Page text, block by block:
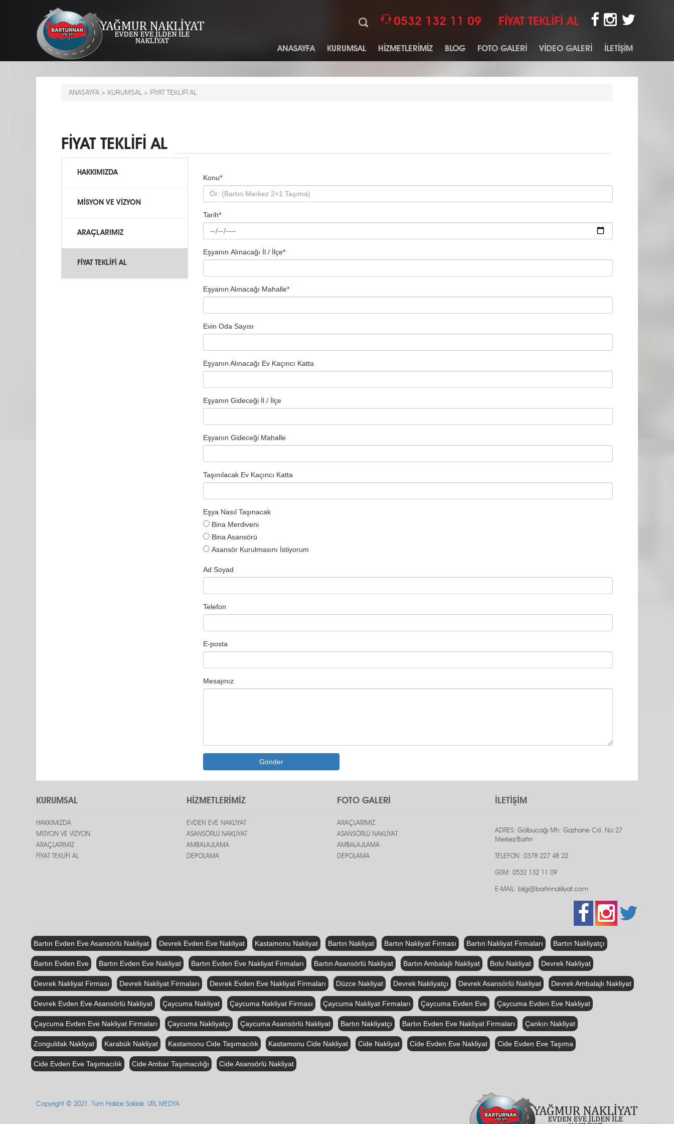
0532 132 11 09 FİYAT TEKLİFİ AL
ANASAYFA KURUMSAL HİZMETLERİMİZ BLOG FOTO GALERİ VİDEO GALERİ İLETİŞİM
ANASAYFA > KURUMSAL > FİYAT TEKLİFİ AL
FİYAT TEKLİFİ AL
HAKKIMIZDA
MİSYON VE VİZYON
ARAÇLARIMIZ
FİYAT TEKLİFİ AL
Konu*
Tarih*
Eşyanın Alınacağı İl / İlçe*
Eşyanın Alınacağı Mahalle*
Evin Oda Sayısı
Eşyanın Alınacağı Ev Kaçıncı Katta
Eşyanın Gideceği İl / İlçe
Eşyanın Gideceği Mahalle
Taşınılacak Ev Kaçıncı Katta
Eşya Nasıl Taşınacak
Bina Merdiveni
Bina Asansörü
Asansör Kurulmasını İstiyorum
Ad Soyad
Telefon
E-posta
Mesajınız
Gönder
KURUMSAL HİZMETLERİMİZ FOTO GALERİ İLETİŞİM
HAKKIMIZDA
MİSYON VE VİZYON
ARAÇLARIMIZ
FİYAT TEKLİFİ AL
EVDEN EVE NAKLİYAT
ASANSÖRLÜ NAKLİYAT
AMBALAJLAMA
DEPOLAMA
ARAÇLARIMIZ
ASANSÖRLÜ NAKLİYAT
AMBALAJLAMA
DEPOLAMA
ADRES: Gölbucağı Mh. Gazhane Cd. No:27
Merkez/Bartın
TELEFON: 0378 227 48 22
GSM: 0532 132 11 09
E-MAIL: bilgi@bartinnakliyat.com
Bartın Evden Eve Asansörlü Nakliyat Devrek Evden Eve Nakliyat Kastamonu Nakliyat Bartın Nakliyat Bartın Nakliyat Firması Bartın Nakliyat Firmaları Bartın Nakliyatçı
Bartın Evden Eve Bartın Evden Eve Nakliyat Bartın Evden Eve Nakliyat Firmaları Bartın Asansörlü Nakliyat Bartın Ambalajlı Nakliyat Bolu Nakliyat Devrek Nakliyat
Devrek Nakliyat Firması Devrek Nakliyat Firmaları Devrek Evden Eve Nakliyat Firmaları Düzce Nakliyat Devrek Nakliyatçı Devrek Asansörlü Nakliyat Devrek Ambalajlı Nakliyat
Devrek Evden Eve Asansörlü Nakliyat Çaycuma Nakliyat Çaycuma Nakliyat Firması Çaycuma Nakliyat Firmaları Çaycuma Evden Eve Çaycuma Evden Eve Nakliyat
Çaycuma Evden Eve Nakliyat Firmaları Çaycuma Nakliyatçı Çaycuma Asansörlü Nakliyat Bartın Nakliyatçı Bartın Evden Eve Nakliyat Firmaları Çankırı Nakliyat
Zonguldak Nakliyat Karabük Nakliyat Kastamonu Cide Taşımacılık Kastamonu Cide Nakliyat Cide Nakliyat Cide Evden Eve Nakliyat Cide Evden Eve Taşıma
Cide Evden Eve Taşımacılık Cide Ambar Taşımacılığı Cide Asansörlü Nakliyat
Copyright © 2021. Tüm Hakları Saklıdır. URL MEDYA